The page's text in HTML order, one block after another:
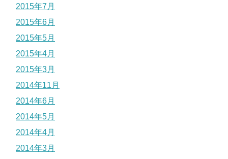
2015年7月
2015年6月
2015年5月
2015年4月
2015年3月
2014年11月
2014年6月
2014年5月
2014年4月
2014年3月